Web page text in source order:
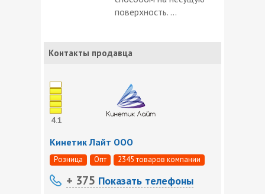
поверхность. ...
Контакты продавца
4.1
Кинетик Лайт ООО
Розница Опт 2345 товаров компании
+ 375 Показать телефоны